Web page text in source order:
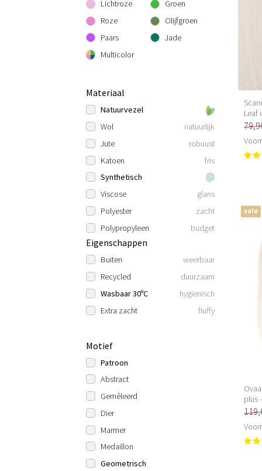
Lichtroze
Roze
Paars
Multicolor
Groen
Olijfgroen
Jade
Materiaal
Natuurvezel
Wol
natuurlijk
Jute
robuust
Katoen
fris
Synthetisch
Viscose
glans
Polyester
zacht
Polypropyleen
budget
Eigenschappen
Buiten
weerbaar
Recycled
duurzaam
Wasbaar 30ºC
hygienisch
Extra zacht
fluffy
Motief
Patroon
Abstract
Gemêleerd
Dier
Marmer
Medaillon
Geometrisch
Leaf
sale
plus